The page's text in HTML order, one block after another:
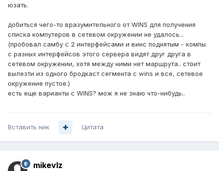
юзать.
добиться чего-то вразумительного от WINS для получения
списка компутеров в сетевом окружении не удалось...
(пробовал самбу с 2 интерфейсами и винс поднятым - компы
с разных интерфейсов этого сервера видят друг друга в
сетевом окружении, хотя между ними нет маршрута.. стоит
вылезти из одного бродкаст сегмента с wins и все, сетевое
окружение пустое.)
есть еще варианты с WINS? мож я не знаю что-нибудь..
Вставить ник Цитата
mikevlz